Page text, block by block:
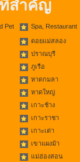
สำคัญ
Pet Spa, Restaurant
ดอยแม่สลอง
ปราณบุรี
ภูเรือ
หาดกมลา
หาดใหญ่
เกาะช้าง
เกาะราชา
เกาะเต่า
เขาแผงม้า
แม่ฮ่องสอน